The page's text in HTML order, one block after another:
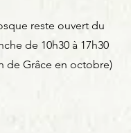
reste ouvert du
de 10h30 à 17h30
de Grâce en octobre)